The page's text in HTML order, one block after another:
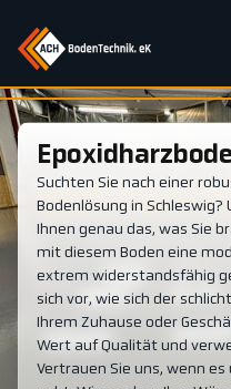
Suchten Sie nach einer
Bodenlösung in
Ihnen genau das, was Sie
mit diesem Boden eine
extrem widerstandsfähig
sich vor, wie sich der
Ihrem Zuhause oder
Wert auf Qualität und
Vertrauen Sie uns, wenn